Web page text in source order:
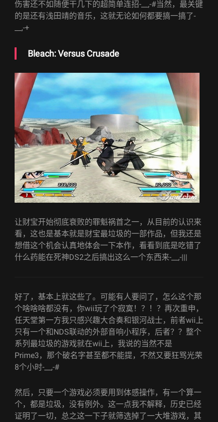
伤害还不如随便干几下的超简单连招-__,-#当然，最关键
的是还有浅田靖的音乐，这就无论如何都要搞一搞了-
__,-+
Bleach: Versus Crusade
让财宝开始彻底衰败的罪魁祸首之一，从目前的认识来
看，这也是基本就是财宝最垃圾的一部作品，但我还是
想借这个机会认真地体会一下本作，看看到底是吃错了
什么药能在死神DS2之后搞出这么一个东西来-__,-|||
好了，基本上就这些了。可能有人要问了，怎么这个那
个啥啥啥都没有，你wii玩了个寂寞！？！？再次重申，
任天堂第一方我只感兴趣大合奏和银河战士，前者wii上
只有一个和NDS联动的外部音响小程序，后者？？整个
系列最垃圾的游戏就在wii上，我说的当然不是
Prime3，那个破名字甚至都不能提，不然又要狂骂光荣
8个小时-__,-#
然后，只要一个游戏必须要用到体感操作，有一个算一
个，都是垃圾，没有例外。这一点我不解释，历史已经
证明了一切，总之这一下子就筛选掉了一大堆游戏，其